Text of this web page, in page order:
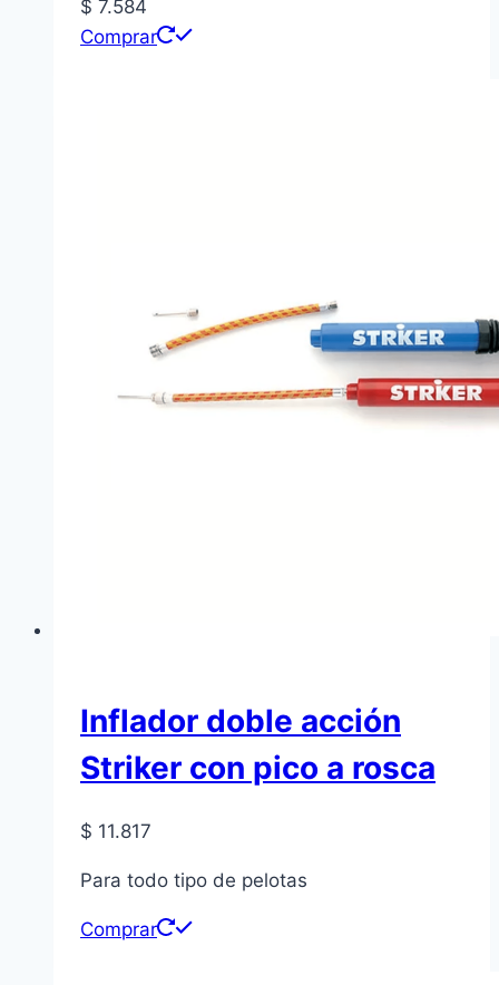
$ 7.584
Comprar
Inflador doble acción
Striker con pico a rosca
$ 11.817
Para todo tipo de pelotas
Comprar